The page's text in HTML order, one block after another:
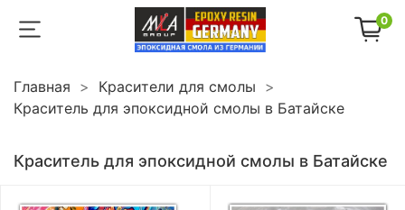
0
Главная
Красители для смолы
Краситель для эпоксидной смолы в Батайске
Краситель для эпоксидной смолы в Батайске